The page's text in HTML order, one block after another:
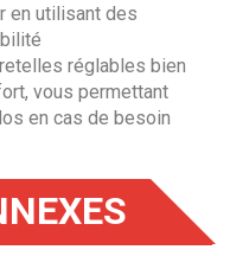
en utilisant des
réglables bien
vous permettant
en cas de besoin